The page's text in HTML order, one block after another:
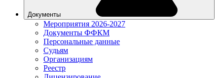
Документы
Мероприятия 2026-2027
Документы ФФКМ
Персональные данные
Судьям
Организациям
Реестр